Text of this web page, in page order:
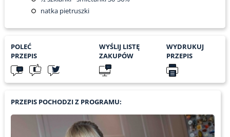
natka pietruszki
POLEĆ
PRZEPIS
WYŚLIJ LISTĘ
ZAKUPÓW
WYDRUKUJ
PRZEPIS
PRZEPIS POCHODZI Z PROGRAMU: